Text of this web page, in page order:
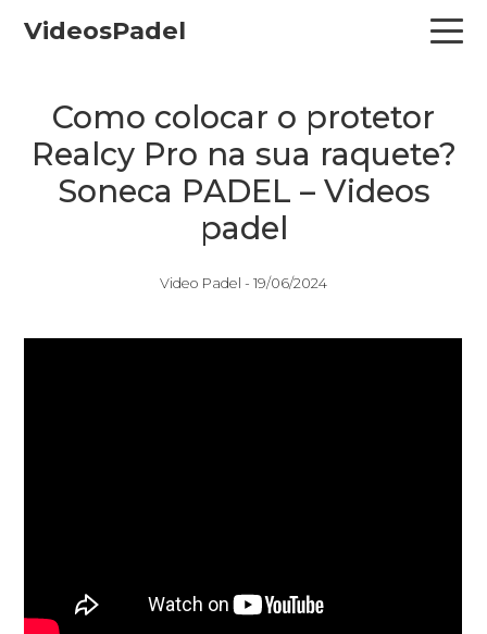
VideosPadel
Como colocar o protetor
Realcy Pro na sua raquete?
Soneca PADEL – Videos
padel
Video Padel - 19/06/2024